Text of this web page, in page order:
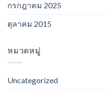
กรกฎาคม 2025
ตุลาคม 2015
หมวดหมู่
Uncategorized